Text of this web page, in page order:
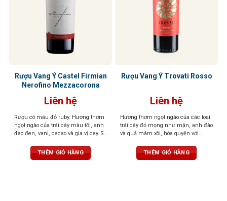
Rượu Vang Ý Castel Firmian
Nerofino Mezzacorona
Liên hệ
Rượu có màu đỏ ruby. Hương thơm
ngọt ngào của trái cây màu tối, anh
đào đen, vani, cacao và gia vị cay. Sự
cảm nhận tinh tế của trái cây và các
gia vị khác. Hậu vị phong phú,
THÊM GIỎ HÀNG
Rượu Vang Ý Trovati Rosso
Liên hệ
Hương thơm ngọt ngào của các loại
trái cây đỏ mọng như mận, anh đào
và quả mâm xôi, hòa quyện với
vị và vani. Vị chát mềm mại, tròn
trịa, cân bằng hoàn hảo với vị chua
THÊM GIỎ HÀNG